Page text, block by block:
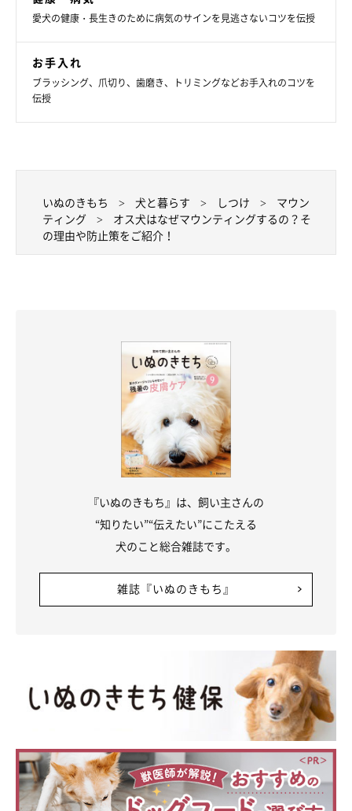
愛犬の健康・長生きのために病気のサインを見逃さないコツを伝授
お手入れ
ブラッシング、爪切り、歯磨き、トリミングなどお手入れのコツを
伝授
いぬのきもち 犬と暮らす しつけ
マウン
ティング
オス犬はなぜマウンティングするの？そ
の理由や防止策をご紹介！
『いぬのきもち』は、飼い主さんの
“知りたい”“伝えたい”にこたえる
犬のこと総合雑誌です。
雑誌『いぬのきもち』